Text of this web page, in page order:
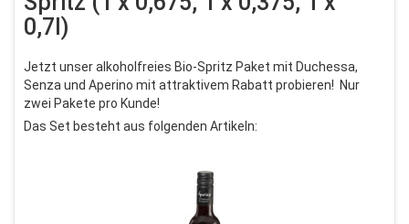
0,7l)
Jetzt unser alkoholfreies Bio-Spritz Paket mit Duchessa,
Senza und Aperino mit attraktivem Rabatt probieren! Nur
zwei Pakete pro Kunde!
Das Set besteht aus folgenden Artikeln: